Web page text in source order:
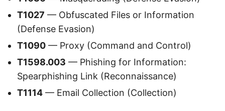
T1027 — Obfuscated Files or Information
(Defense Evasion)
T1090 — Proxy (Command and Control)
T1598.003 — Phishing for Information:
Spearphishing Link (Reconnaissance)
T1114 — Email Collection (Collection)